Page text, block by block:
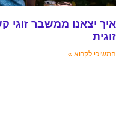
איך יצאנו ממשבר
זוגית
המשיכי לקרוא »